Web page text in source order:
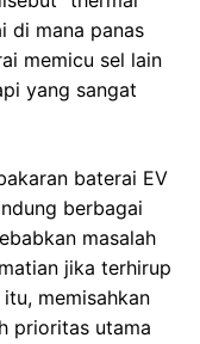
di mana panas
memicu sel lain
yang sangat
baterai EV
berbagai
masalah
jika terhirup
memisahkan
prioritas utama